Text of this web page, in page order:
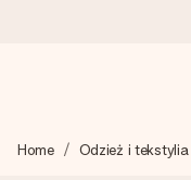
Tworzymy Twój
Home Odzież i tekstylia